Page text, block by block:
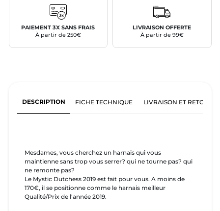
PAIEMENT 3X SANS FRAIS
À partir de 250€
LIVRAISON OFFERTE
À partir de 99€
DESCRIPTION FICHE TECHNIQUE LIVRAISON ET RETOURS
Mesdames, vous cherchez un harnais qui vous
maintienne sans trop vous serrer? qui ne tourne pas? qui
ne remonte pas?
Le Mystic Dutchess 2019 est fait pour vous. A moins de
170€, il se positionne comme le harnais meilleur
Qualité/Prix de l'année 2019.